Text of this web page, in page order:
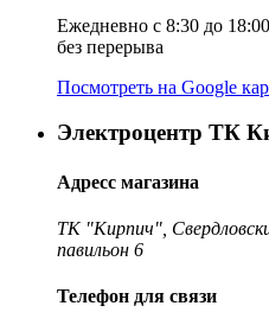
Ежедневно с 8:30 до 18:00
без перерыва
Посмотреть на Google
Электроцентр ТК
Адресс магазина
ТК "Кирпич",
павильон 6
Телефон для связи